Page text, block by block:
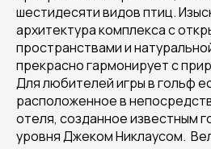
шестидесяти видов птиц.
архитектура комплекса с
пространствами и
прекрасно гармонирует с
Для любителей игры в гольф
расположенное в
отеля, созданное известным
уровня Джеком Никлаусом.